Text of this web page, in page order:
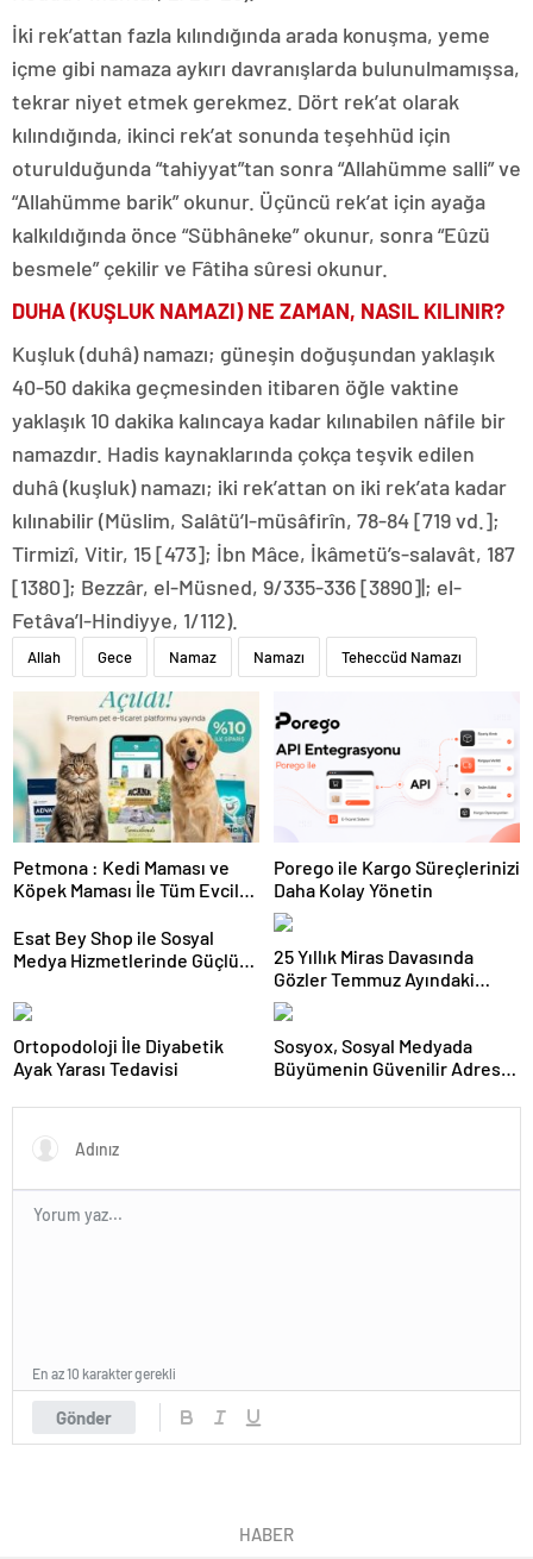
İki rek’attan fazla kılındığında arada konuşma, yeme
içme gibi namaza aykırı davranışlarda bulunulmamışsa,
tekrar niyet etmek gerekmez. Dört rek’at olarak
kılındığında, ikinci rek’at sonunda teşehhüd için
oturulduğunda “tahiyyat”tan sonra “Allahümme salli” ve
“Allahümme barik” okunur. Üçüncü rek’at için ayağa
kalkıldığında önce “Sübhâneke” okunur, sonra “Eûzü
besmele” çekilir ve Fâtiha sûresi okunur.
DUHA (KUŞLUK NAMAZI) NE ZAMAN, NASIL KILINIR?
Kuşluk (duhâ) namazı; güneşin doğuşundan yaklaşık
40-50 dakika geçmesinden itibaren öğle vaktine
yaklaşık 10 dakika kalıncaya kadar kılınabilen nâfile bir
namazdır. Hadis kaynaklarında çokça teşvik edilen
duhâ (kuşluk) namazı; iki rek’attan on iki rek’ata kadar
kılınabilir (Müslim, Salâtü’l-müsâfirîn, 78-84 [719 vd.];
Tirmizî, Vitir, 15 [473]; İbn Mâce, İkâmetü’s-salavât, 187
[1380]; Bezzâr, el-Müsned, 9/335-336 [3890]|; el-
Fetâva’l-Hindiyye, 1/112).
Allah Gece Namaz Namazı Teheccüd Namazı
Petmona : Kedi Maması ve
Köpek Maması İle Tüm Evcil
Porego ile Kargo Süreçlerinizi
Daha Kolay Yönetin
Esat Bey Shop ile Sosyal
Medya Hizmetlerinde Güçlü
25 Yıllık Miras Davasında
Gözler Temmuz Ayındaki
Karar Duruşmasına Çevrildi
Ortopodoloji İle Diyabetik
Ayak Yarası Tedavisi
Sosyox, Sosyal Medyada
Büyümenin Güvenilir Adresi
Gönder
En az 10 karakter gerekli
HABER